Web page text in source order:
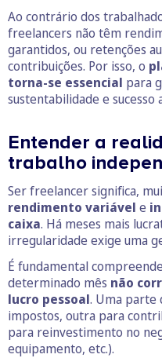
Ao contrário dos
freelancers não têm
garantidos, ou retenções
contribuições. Por isso, o
torna-se essencial para
sustentabilidade e sucesso
Entender a
trabalho
Ser freelancer significa,
rendimento variável e
caixa. Há meses mais
irregularidade exige uma
É fundamental
determinado mês não
lucro pessoal. Uma parte
impostos, outra para
para reinvestimento no
equipamento, etc.).